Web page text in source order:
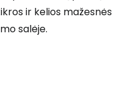
ir kelios mažesnės
salėje.